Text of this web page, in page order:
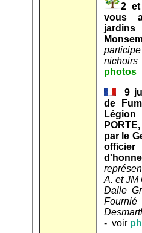
2
vous
photos
9
de
par le
A. et JM
Dalle
- voir